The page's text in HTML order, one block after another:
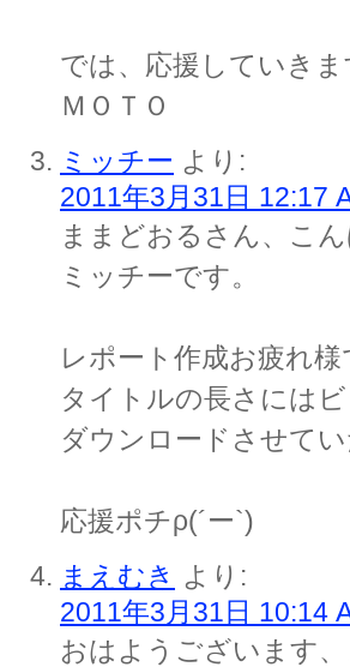
では、応援していきま
ＭＯＴＯ
ミッチー より:
2011年3月31日 12:17
ままどおるさん、こん
ミッチーです。
レポート作成お疲れ様
タイトルの長さには
ダウンロードさせて
応援ポチρ(´ー`)
まえむき より:
2011年3月31日 10:14
おはようございます